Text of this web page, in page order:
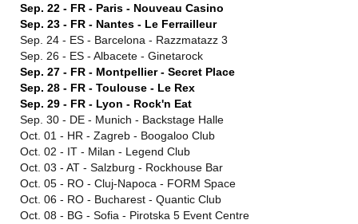
Sep. 22 - FR - Paris - Nouveau Casino
Sep. 23 - FR - Nantes - Le Ferrailleur
Sep. 24 - ES - Barcelona - Razzmatazz 3
Sep. 26 - ES - Albacete - Ginetarock
Sep. 27 - FR - Montpellier - Secret Place
Sep. 28 - FR - Toulouse - Le Rex
Sep. 29 - FR - Lyon - Rock'n Eat
Sep. 30 - DE - Munich - Backstage Halle
Oct. 01 - HR - Zagreb - Boogaloo Club
Oct. 02 - IT - Milan - Legend Club
Oct. 03 - AT - Salzburg - Rockhouse Bar
Oct. 05 - RO - Cluj-Napoca - FORM Space
Oct. 06 - RO - Bucharest - Quantic Club
Oct. 08 - BG - Sofia - Pirotska 5 Event Centre